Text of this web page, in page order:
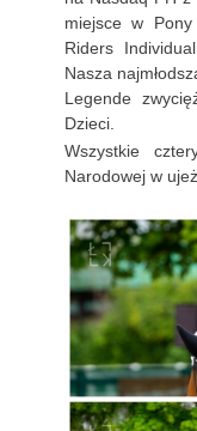
miejsce w
Riders
Nasza
Legende
Dzieci.
Wszystkie
Narodowej w